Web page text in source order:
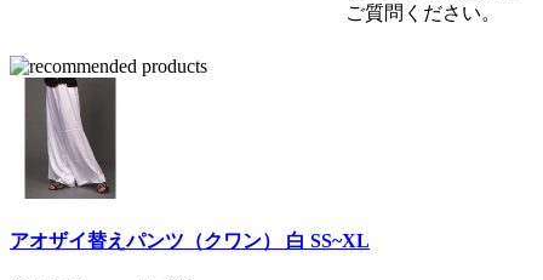
ご質問ください。
アオザイ替えパンツ（クワン） 白 SS~XL